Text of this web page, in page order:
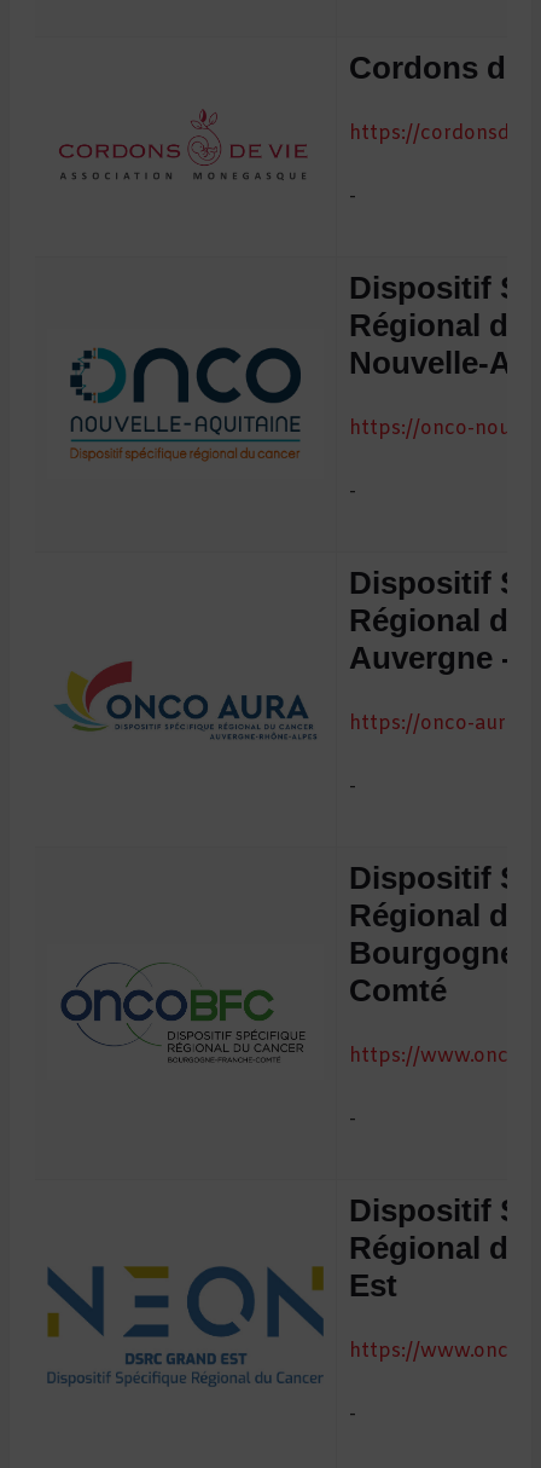
Cordons de
https://
-
Dispositif
Régional du
Nouvelle-
https://onco-
-
Dispositif
Régional du
Auvergne -
https://onco-aura.fr
-
Dispositif
Régional du
Bourgogne
Comté
https://
-
Dispositif
Régional du
Est
https://www.onco-
-